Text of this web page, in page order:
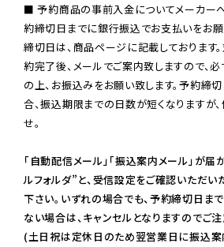
■ 予約商品の事前入金についてメーカー
約締切日までに銀行振込でお支払いをお
締切日は、商品ページに記載しております
約完了後、メールでご案内致しますので、
の上、お振込みをお願い致します。予約締
合、振込期限までの日数が短くなりますが
せ。
「自動配信メール」「振込案内メール」が
ルフォルダ”と、受信設定をご確認いただい
下さい。いずれの場合でも、予約締切日ま
ない場合は、キャンセルとなりますのでご注
(土日祝は定休日のため翌営業日に振込案